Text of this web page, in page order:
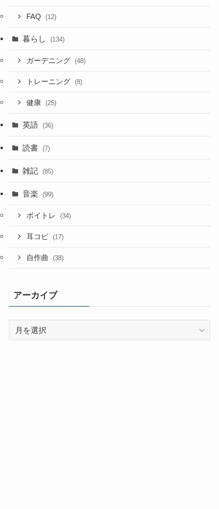
FAQ (12)
暮らし (134)
ガーデニング (48)
トレーニング (8)
健康 (25)
英語 (36)
読書 (7)
雑記 (85)
音楽 (99)
ボイトレ (34)
耳コピ (17)
自作曲 (38)
アーカイブ